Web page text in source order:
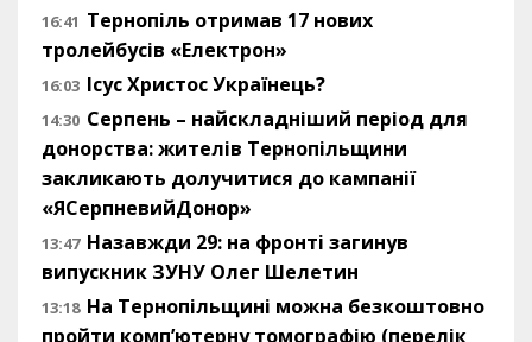
16:41 Тернопіль отримав 17 нових
тролейбусів «Електрон»
16:03 Ісус Христос Українець?
14:30 Серпень – найскладніший період для
донорства: жителів Тернопільщини
закликають долучитися до кампанії
«ЯСерпневийДонор»
13:47 Назавжди 29: на фронті загинув
випускник ЗУНУ Олег Шелетин
13:18 На Тернопільщині можна безкоштовно
пройти комп’ютерну томографію (перелік